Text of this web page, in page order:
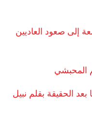
إلى صعود العاديين
المحبشي
الحقيقة بقلم نبيل